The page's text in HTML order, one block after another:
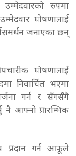
उम्मेदवारको रुपमा
घोषणालाई
जनाएका छन्
घोषणालाई
निवार्चित भएमा
गर्न र सँगसँगै
नै आफ्नो प्रारम्भिक
प्रदान गर्न आफूले